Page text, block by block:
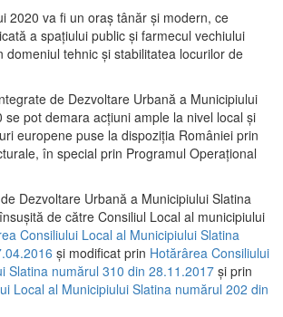
2020 va fi un oraş tânăr şi modern, ce
a spaţiului public şi farmecul vechiului
domeniul tehnic şi stabilitatea locurilor de
de Dezvoltare Urbană a Municipiului
se pot demara acţiuni ample la nivel local şi
europene puse la dispoziţia României prin
în special prin Programul Operațional
Dezvoltare Urbană a Municipiului Slatina
de către Consiliul Local al municipiului
Consiliului Local al Municipiului Slatina
și modificat prin Hotărârea Consiliului
Slatina numărul 310 din 28.11.2017 și prin
Local al Municipiului Slatina numărul 202 din